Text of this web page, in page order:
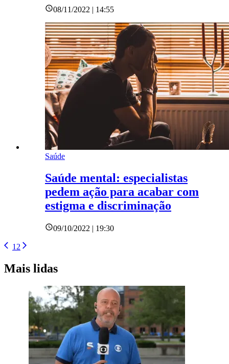
08/11/2022 | 14:55
Saúde
Saúde mental: especialistas
pedem ação para acabar com
estigma e discriminação
09/10/2022 | 19:30
1 2
Mais lidas